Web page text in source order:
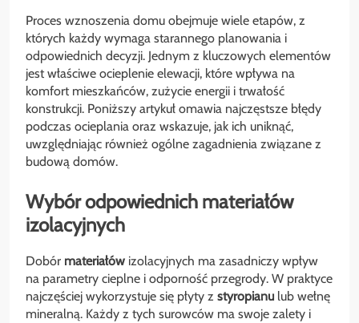
Proces wznoszenia domu obejmuje wiele etapów, z
których każdy wymaga starannego planowania i
odpowiednich decyzji. Jednym z kluczowych elementów
jest właściwe ocieplenie elewacji, które wpływa na
komfort mieszkańców, zużycie energii i trwałość
konstrukcji. Poniższy artykuł omawia najczęstsze błędy
podczas ocieplania oraz wskazuje, jak ich uniknąć,
uwzględniając również ogólne zagadnienia związane z
budową domów.
Wybór odpowiednich materiałów
izolacyjnych
Dobór materiałów izolacyjnych ma zasadniczy wpływ
na parametry cieplne i odporność przegrody. W praktyce
najczęściej wykorzystuje się płyty z styropianu lub wełnę
mineralną. Każdy z tych surowców ma swoje zalety i